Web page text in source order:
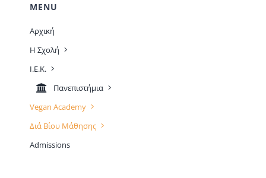
MENU
Αρχική
Η Σχολή
Ι.Ε.Κ.
Πανεπιστήμια
Vegan Academy
Διά Βίου Μάθησης
Admissions